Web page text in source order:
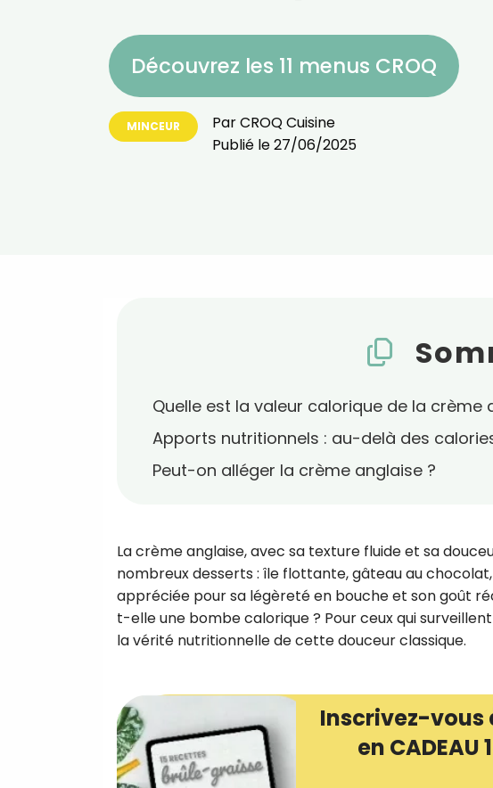
Découvrez les 11 menus CROQ
MINCEUR ParCROQ Cuisine
Publié le27/06/2025
Quelle est la valeur calorique de la crème
Apports nutritionnels : au-delà des
Peut-on alléger la crème anglaise ?
La crème anglaise, avec sa texture fluide et sa
nombreux desserts : île flottante, gâteau au
appréciée pour sa légèreté en bouche et son goût
t-elle une bombe calorique ? Pour ceux qui
la vérité nutritionnelle de cette douceur classique.
Inscrivez-vous
en CADEAU